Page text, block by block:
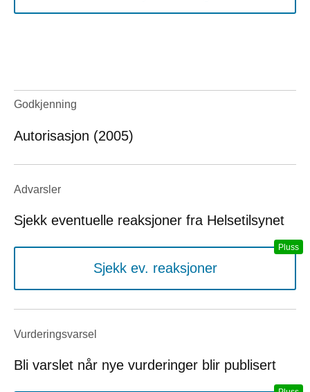
Godkjenning
Autorisasjon (2005)
Advarsler
Sjekk eventuelle reaksjoner fra Helsetilsynet
Sjekk ev. reaksjoner
Vurderings­varsel
Bli varslet når nye vurderinger blir publisert